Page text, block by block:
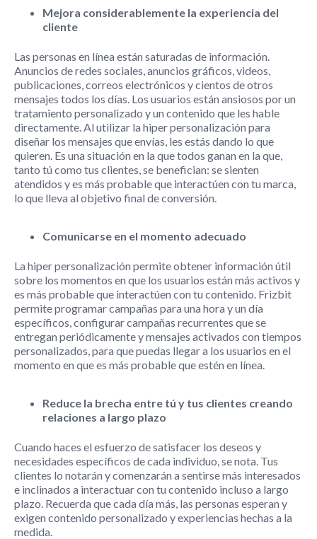
Mejora considerablemente la experiencia del
cliente
Las personas en línea están saturadas de información.
Anuncios de redes sociales, anuncios gráficos, videos,
publicaciones, correos electrónicos y cientos de otros
mensajes todos los días. Los usuarios están ansiosos por un
tratamiento personalizado y un contenido que les hable
directamente. Al utilizar la hiper personalización para
diseñar los mensajes que envías, les estás dando lo que
quieren. Es una situación en la que todos ganan en la que,
tanto tú como tus clientes, se benefician: se sienten
atendidos y es más probable que interactúen con tu marca,
lo que lleva al objetivo final de conversión.
Comunicarse en el momento adecuado
La hiper personalización permite obtener información útil
sobre los momentos en que los usuarios están más activos y
es más probable que interactúen con tu contenido. Frizbit
permite programar campañas para una hora y un día
específicos, configurar campañas recurrentes que se
entregan periódicamente y mensajes activados con tiempos
personalizados, para que puedas llegar a los usuarios en el
momento en que es más probable que estén en línea.
Reduce la brecha entre tú y tus clientes creando
relaciones a largo plazo
Cuando haces el esfuerzo de satisfacer los deseos y
necesidades específicos de cada individuo, se nota. Tus
clientes lo notarán y comenzarán a sentirse más interesados
e inclinados a interactuar con tu contenido incluso a largo
plazo. Recuerda que cada día más, las personas esperan y
exigen contenido personalizado y experiencias hechas a la
medida.